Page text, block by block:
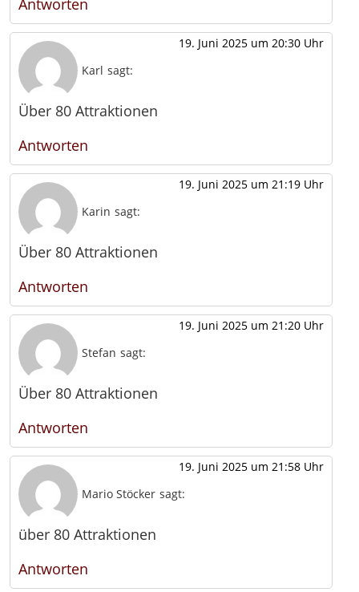
Karl sagt:
19. Juni 2025 um 20:30 Uhr
Über 80 Attraktionen
Antworten
Karin sagt:
19. Juni 2025 um 21:19 Uhr
Über 80 Attraktionen
Antworten
Stefan sagt:
19. Juni 2025 um 21:20 Uhr
Über 80 Attraktionen
Antworten
Mario Stöcker sagt:
19. Juni 2025 um 21:58 Uhr
über 80 Attraktionen
Antworten